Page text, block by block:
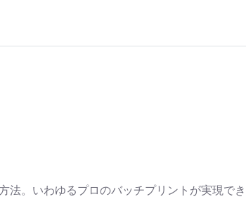
法。いわゆるプロのバッチプリントが実現で